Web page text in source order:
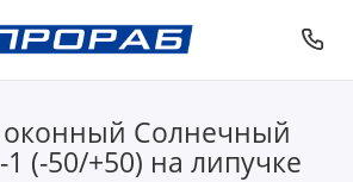
Солнечный
(-50/+50) на липучке